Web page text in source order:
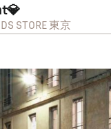
DS STORE 東京